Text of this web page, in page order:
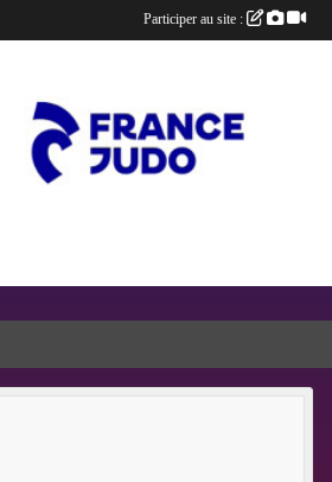
Participer au site :